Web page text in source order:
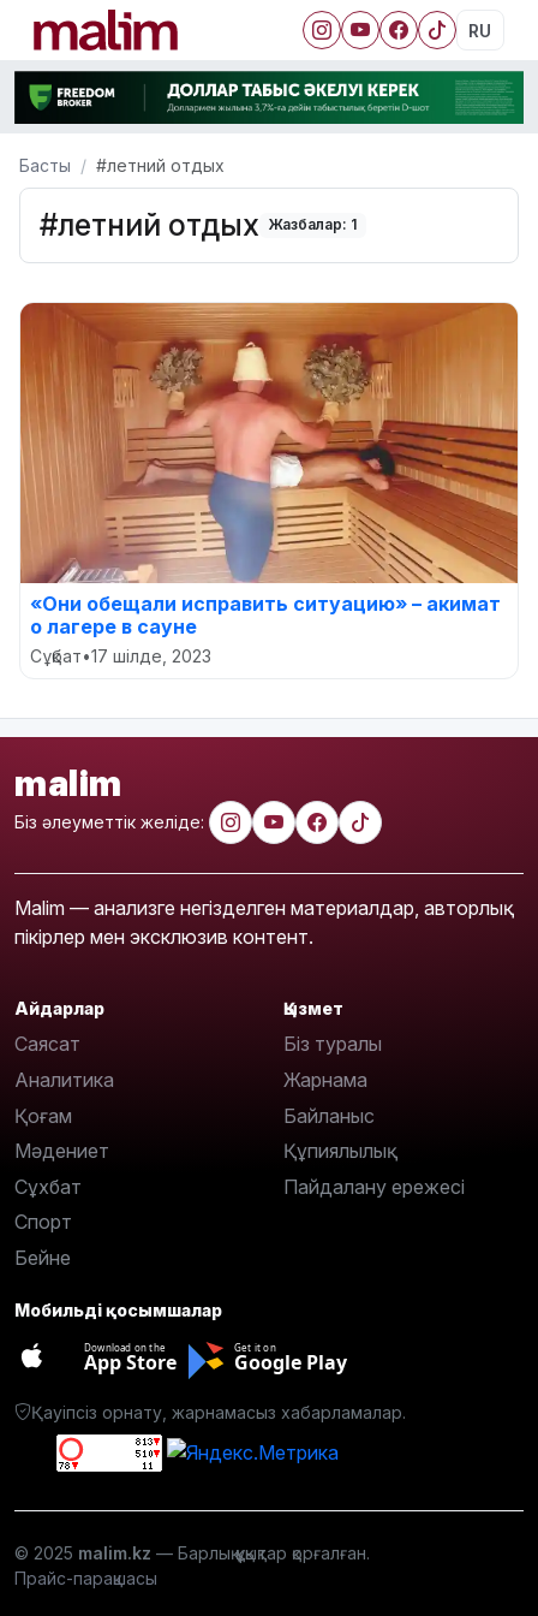
RU
Басты #летний отдых
#летний отдых Жазбалар: 1
«Они обещали исправить ситуацию» – акимат
о лагере в сауне
Сұқбат•17 шілде, 2023
malim
Біз әлеуметтік желіде:
Malim — анализге негізделген материалдар, авторлық
пікірлер мен эксклюзив контент.
Айдарлар
Саясат
Аналитика
Қоғам
Мәдениет
Сұхбат
Спорт
Бейне
Қызмет
Біз туралы
Жарнама
Байланыс
Құпиялылық
Пайдалану ережесі
Мобильді қосымшалар
Download on the
App Store
Get it on
Google Play
Қауіпсіз орнату, жарнамасыз хабарламалар.
© 2025 malim.kz — Барлық құқықтар қорғалған.
Прайс-парақшасы